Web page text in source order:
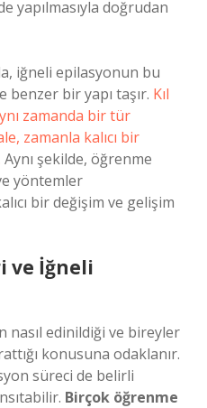
yapılmasıyla doğrudan
iğneli epilasyonun bu
benzer bir yapı taşır. Kıl
zamanda bir tür
zamanla kalıcı bir
Aynı şekilde, öğrenme
yöntemler
bir değişim ve gelişim
ve İğneli
edinildiği ve bireyler
konusuna odaklanır.
süreci de belirli
Birçok öğrenme